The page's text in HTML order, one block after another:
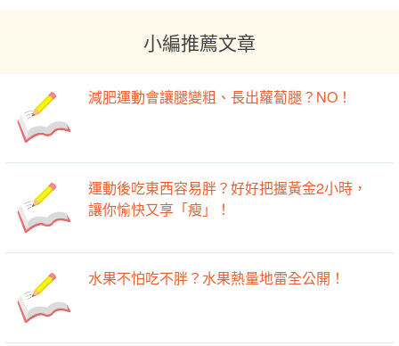
小編推薦文章
減肥運動會讓腿變粗、長出蘿蔔腿？NO！
運動後吃東西容易胖？好好把握黃金2小時，
讓你愉快又享「瘦」！
水果不怕吃不胖？水果熱量地雷全公開！